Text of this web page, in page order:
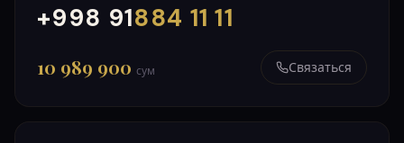
+998 91884 11 11
000
999
10 989 900 сум Связаться